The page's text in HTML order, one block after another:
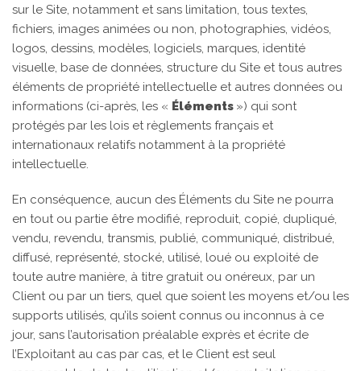
sur le Site, notamment et sans limitation, tous textes,
fichiers, images animées ou non, photographies, vidéos,
logos, dessins, modèles, logiciels, marques, identité
visuelle, base de données, structure du Site et tous autres
éléments de propriété intellectuelle et autres données ou
informations (ci-après, les « Éléments ») qui sont
protégés par les lois et règlements français et
internationaux relatifs notamment à la propriété
intellectuelle.
En conséquence, aucun des Éléments du Site ne pourra
en tout ou partie être modifié, reproduit, copié, dupliqué,
vendu, revendu, transmis, publié, communiqué, distribué,
diffusé, représenté, stocké, utilisé, loué ou exploité de
toute autre manière, à titre gratuit ou onéreux, par un
Client ou par un tiers, quel que soient les moyens et/ou les
supports utilisés, qu’ils soient connus ou inconnus à ce
jour, sans l’autorisation préalable exprès et écrite de
l’Exploitant au cas par cas, et le Client est seul